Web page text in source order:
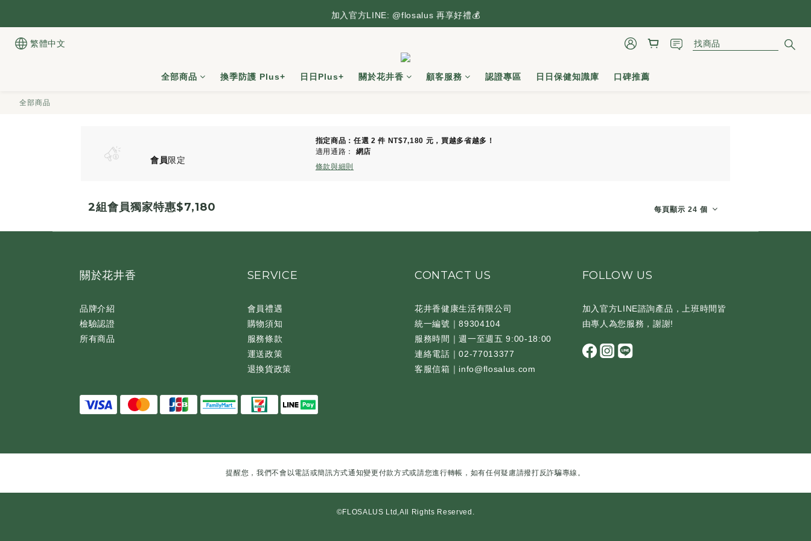
台灣本島滿2,500元享免運，搶先逛逛🛒
加入官方LINE: @flosalus 再享好禮💰
繁體中文
全部商品 換季防護 Plus+ 日日Plus+ 關於花井香 顧客服務 認證專區 日日保健知識庫 口碑推薦
全部商品
會員限定
指定商品：任選 2 件 NT$7,180 元，買越多省越多！
適用通路： 網店
條款與細則
2組會員獨家特惠$7,180 每頁顯示 24 個
關於花井香
品牌介紹
檢驗認證
所有商品
SERVICE
會員禮遇
購物須知
服務條款
運送政策
退換貨政策
CONTACT US
花井香健康生活有限公司
統一編號｜89304104
服務時間｜週一至週五 9:00-18:00
連絡電話｜02-77013377
客服信箱｜info@flosalus.com
FOLLOW US
加入官方LINE諮詢產品，上班時間皆
由專人為您服務，謝謝!
提醒您，我們不會以電話或簡訊方式通知變更付款方式或請您進行轉帳，如有任何疑慮請撥打反詐騙專線。
©FLOSALUS Ltd,All Rights Reserved.